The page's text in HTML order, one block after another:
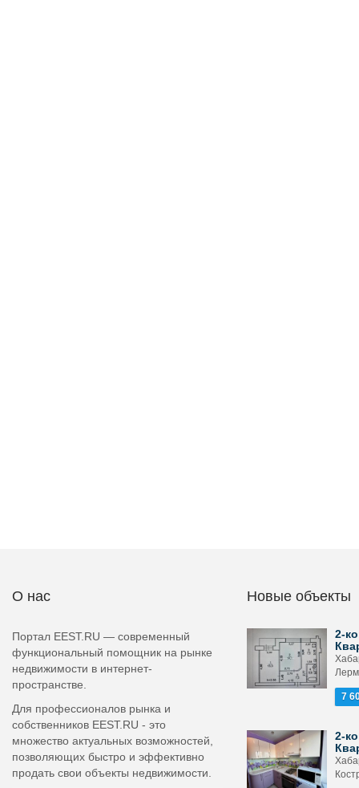
О нас
Портал EEST.RU — современный
функциональный помощник на рынке
недвижимости в интернет-
пространстве.
Для профессионалов рынка и
собственников EEST.RU - это
множество актуальных возможностей,
позволяющих быстро и эффективно
продать свои объекты недвижимости.
Новые объекты
2-
7
2-